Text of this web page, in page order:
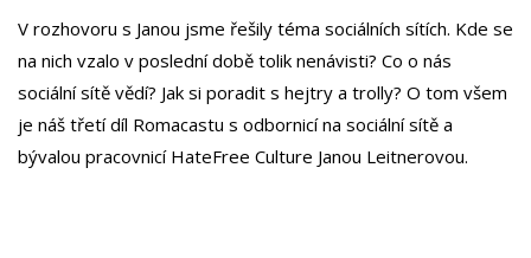
V rozhovoru s Janou jsme řešily téma sociálních sítích. Kde se
na nich vzalo v poslední době tolik nenávisti? Co o nás
sociální sítě vědí? Jak si poradit s hejtry a trolly? O tom všem
je náš třetí díl Romacastu s odbornicí na sociální sítě a
bývalou pracovnicí HateFree Culture Janou Leitnerovou.